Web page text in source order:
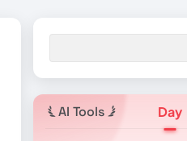
AI Tools Day